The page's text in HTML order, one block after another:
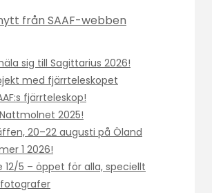
från SAAF-webben
sig till Sagittarius 2026!
med fjärrteleskopet
fjärrteleskop!
2025!
20–22 augusti på Öland
1 2026!
12/5 – öppet för alla, speciellt